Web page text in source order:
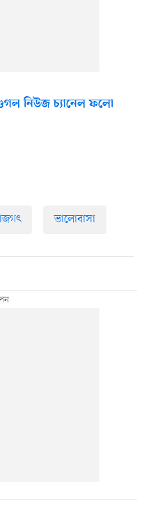
নিউজ চ্যানেল ফলো
ভালোবাসা